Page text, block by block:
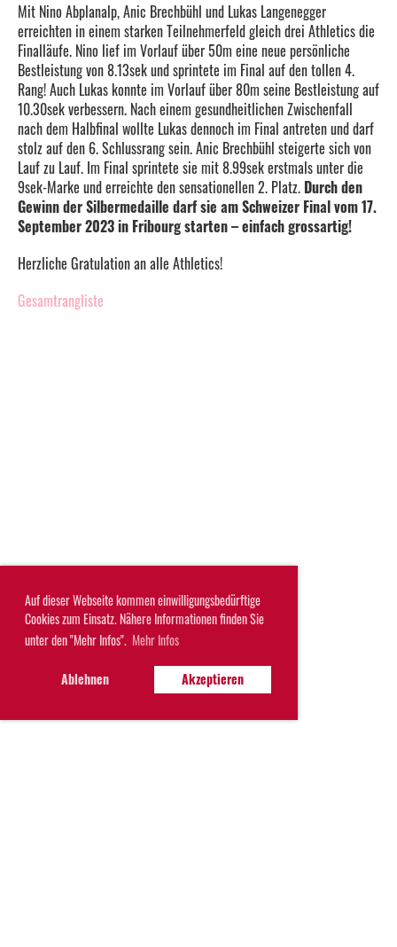
Auf dieser Webseite kommen einwilligungsbedürftige
Cookies zum Einsatz. Nähere Informationen finden Sie
unter den "Mehr Infos". Mehr Infos
Ablehnen Akzeptieren
Mit Nino Abplanalp, Anic Brechbühl und Lukas Langenegger
erreichten in einem starken Teilnehmerfeld gleich drei Athletics die
Finalläufe. Nino lief im Vorlauf über 50m eine neue persönliche
Bestleistung von 8.13sek und sprintete im Final auf den tollen 4.
Rang! Auch Lukas konnte im Vorlauf über 80m seine Bestleistung auf
10.30sek verbessern. Nach einem gesundheitlichen Zwischenfall
nach dem Halbfinal wollte Lukas dennoch im Final antreten und darf
stolz auf den 6. Schlussrang sein. Anic Brechbühl steigerte sich von
Lauf zu Lauf. Im Final sprintete sie mit 8.99sek erstmals unter die
9sek-Marke und erreichte den sensationellen 2. Platz. Durch den
Gewinn der Silbermedaille darf sie am Schweizer Final vom 17.
September 2023 in Fribourg starten – einfach grossartig!
Herzliche Gratulation an alle Athletics!
Gesamtrangliste